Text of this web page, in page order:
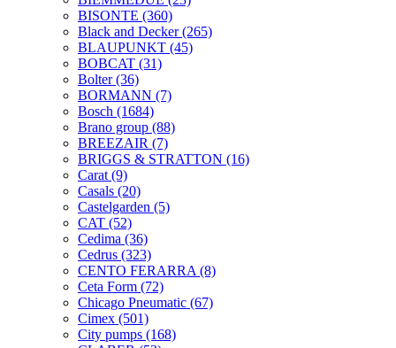
BISONTE (360)
Black and Decker(265)
BLAUPUNKT (45)
BOBCAT (31)
Bolter(36)
BORMANN (7)
Bosch (1684)
Brano group (88)
BREEZAIR (7)
BRIGGS & STRATTON (16)
Carat (9)
Casals (20)
Castelgarden (5)
CAT (52)
Cedima (36)
Cedrus (323)
CENTO FERARRA (8)
Ceta Form (72)
Chicago Pneumatic (67)
Cimex (501)
City pumps (168)